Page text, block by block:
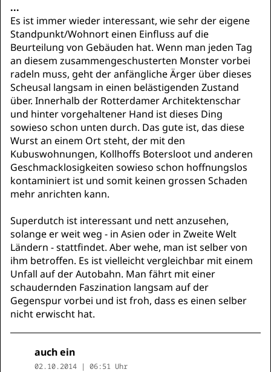
...
Es ist immer wieder interessant, wie sehr der eigene
Standpunkt/Wohnort einen Einfluss auf die
Beurteilung von Gebäuden hat. Wenn man jeden Tag
an diesem zusammengeschusterten Monster vorbei
radeln muss, geht der anfängliche Ärger über dieses
Scheusal langsam in einen belästigenden Zustand
über. Innerhalb der Rotterdamer Architektenschar
und hinter vorgehaltener Hand ist dieses Ding
sowieso schon unten durch. Das gute ist, das diese
Wurst an einem Ort steht, der mit den
Kubuswohnungen, Kollhoffs Botersloot und anderen
Geschmacklosigkeiten sowieso schon hoffnungslos
kontaminiert ist und somit keinen grossen Schaden
mehr anrichten kann.
Superdutch ist interessant und nett anzusehen,
solange er weit weg - in Asien oder in Zweite Welt
Ländern - stattfindet. Aber wehe, man ist selber von
ihm betroffen. Es ist vielleicht vergleichbar mit einem
Unfall auf der Autobahn. Man fährt mit einer
schaudernden Faszination langsam auf der
Gegenspur vorbei und ist froh, dass es einen selber
nicht erwischt hat.
auch ein
02.10.2014 | 06:51 Uhr